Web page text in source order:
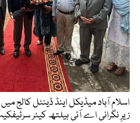
اسلام آباد میڈیکل اینڈ ڈینٹل کالج
زیرِ نگرانی اے آئی ہیلتھ کیئر